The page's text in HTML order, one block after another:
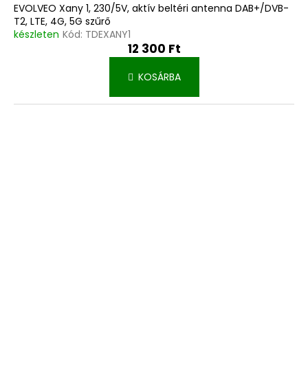
EVOLVEO Xany 1, 230/5V, aktív beltéri antenna DAB+/DVB-
T2, LTE, 4G, 5G szűrő
készleten Kód: TDEXANY1
12 300 Ft
KOSÁRBA